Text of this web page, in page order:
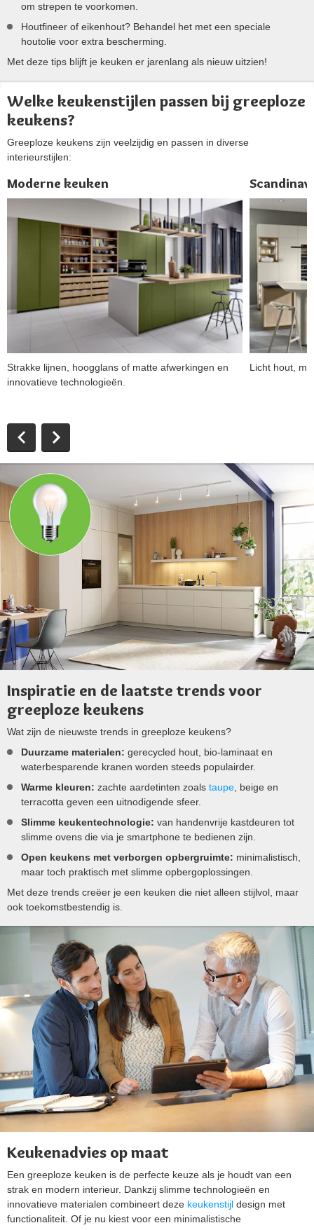
om strepen te voorkomen.
Houtfineer of eikenhout? Behandel het met een speciale
houtolie voor extra bescherming.
Met deze tips blijft je keuken er jarenlang als nieuw uitzien!
Welke keukenstijlen passen bij greeploze
keukens?
Greeploze keukens zijn veelzijdig en passen in diverse
interieurstijlen:
Moderne keuken
Strakke lijnen, hoogglans of matte afwerkingen en
innovatieve technologieën.
Licht hout,
Inspiratie en de laatste trends voor
greeploze keukens
Wat zijn de nieuwste trends in greeploze keukens?
Duurzame materialen: gerecycled hout, bio-laminaat en
waterbesparende kranen worden steeds populairder.
Warme kleuren: zachte aardetinten zoals taupe , beige en
terracotta geven een uitnodigende sfeer.
Slimme keukentechnologie: van handenvrije kastdeuren tot
slimme ovens die via je smartphone te bedienen zijn.
Open keukens met verborgen opbergruimte: minimalistisch,
maar toch praktisch met slimme opbergoplossingen.
Met deze trends creëer je een keuken die niet alleen stijlvol, maar
ook toekomstbestendig is.
Keukenadvies op maat
Een greeploze keuken is de perfecte keuze als je houdt van een
strak en modern interieur. Dankzij slimme technologieën en
innovatieve materialen combineert deze keukenstijl design met
functionaliteit. Of je nu kiest voor een minimalistische